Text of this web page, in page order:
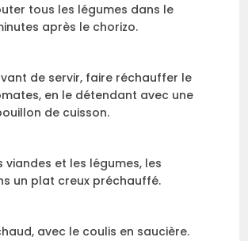
tous les légumes dans le
après le chorizo.
de servir, faire réchauffer le
en le détendant avec une
de cuisson.
viandes et les légumes, les
un plat creux préchauffé.
avec le coulis en saucière.